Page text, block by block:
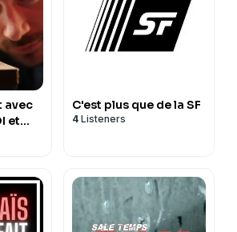
avec
et
C'est plus que de la SF
4 Listeners